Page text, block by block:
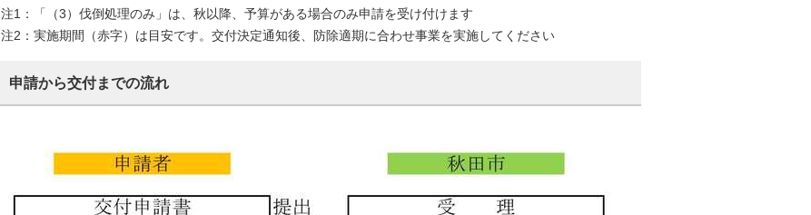
注1：「（3）伐倒処理のみ」は、秋以降、予算がある場合のみ申請を受け付けます
注2：実施期間（赤字）は目安です。交付決定通知後、防除適期に合わせ事業を実施してください
申請から交付までの流れ